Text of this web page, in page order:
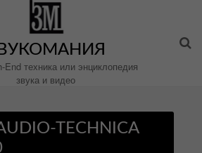
End техника или энциклопедия
звука и видео
TECHNICA